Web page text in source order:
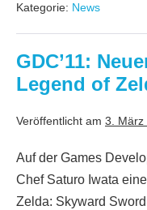
Legend
Zelda:
Sword
Kategorie: News
GDC’11:
Legend of
Veröffentlicht am 3. März
Auf der Games
Chef Saturo Iwata
Zelda: Skyward